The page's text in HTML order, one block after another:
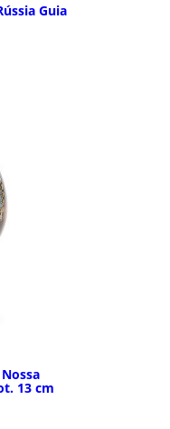
Guia
13 cm